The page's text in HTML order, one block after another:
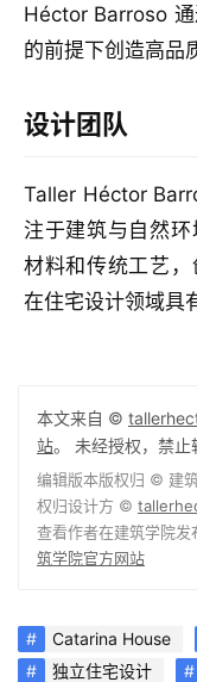
Héctor Barroso
的前提下创造高品
设计团队
Taller Héctor
注于建筑与自然
材料和传统工艺，
在住宅设计领域具
本文来自 ©
站。 未经授权，禁止
编辑版本版权归 © 建
权归设计方 ©
查看作者在建筑学院发
筑学院官方网站
Catarina House
独立住宅设计